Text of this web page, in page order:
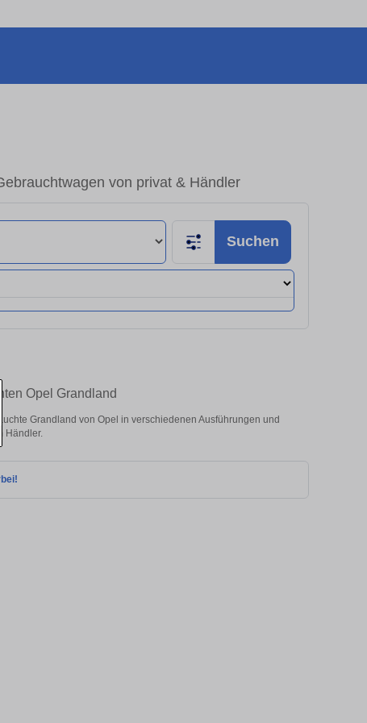
von privat & Händler
Suchen
Opel Grandland
Grandland von Opel in verschiedenen Ausführungen und
Händler.